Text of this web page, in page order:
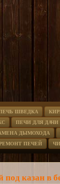
ШВЕДКА
ПЕЧИ ДЛЯ ДАЧИ
ДЫМОХОДА
ПЕЧЕЙ
казан в